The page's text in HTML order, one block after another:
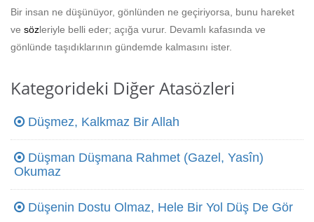
Eğitim
Hesaplamalar
Hızlı Okuma Testi
Hesaplamalar
Oyun
Bir insan ne düşünüyor, gönlünden ne geçiriyorsa, bunu hareket
ve sözleriyle belli eder; açığa vurur. Devamlı kafasında ve
gönlünde taşıdıklarının gündemde kalmasını ister.
Kategorideki Diğer Atasözleri
Düşmez, Kalkmaz Bir Allah
Düşman Düşmana Rahmet (Gazel, Yasîn)
Okumaz
Düşenin Dostu Olmaz, Hele Bir Yol Düş De Gör